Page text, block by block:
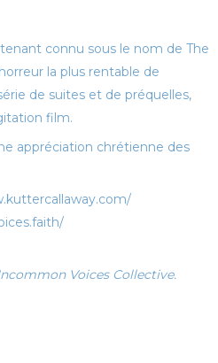
connu sous le nom de The
la plus rentable de
de suites et de préquelles,
film.
appréciation chrétienne des
Voices Collective.